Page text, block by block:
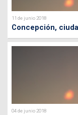
11 de junio 2018
Concepción,
04 de junio 2018